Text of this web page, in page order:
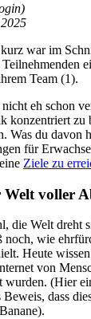
war im
Team (1).
eh schon
konzentriert zu
Was du davon
für
Ziele zu
voller
die Welt dreht
noch, wie
Heute
von
wurden. (Hier
Beweis, dass